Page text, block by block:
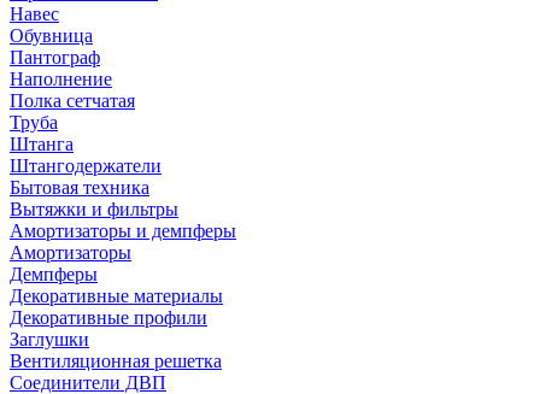
Навес
Обувница
Пантограф
Наполнение
Полка сетчатая
Труба
Штанга
Штангодержатели
Бытовая техника
Вытяжки и фильтры
Амортизаторы и демпферы
Амортизаторы
Демпферы
Декоративные материалы
Декоративные профили
Заглушки
Вентиляционная решетка
Соединители ДВП